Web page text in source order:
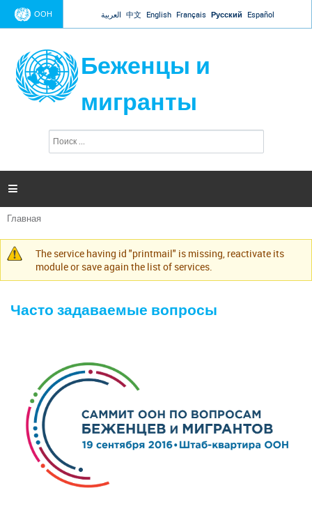
Jump to navigation
ООН العربية 中文 English Français Русский Español
Беженцы и
мигранты
п
и

Вы
здесь
Главная
Предупреждение
The service having id "printmail" is missing, reactivate its
module or save again the list of services.
Часто задаваемые вопросы